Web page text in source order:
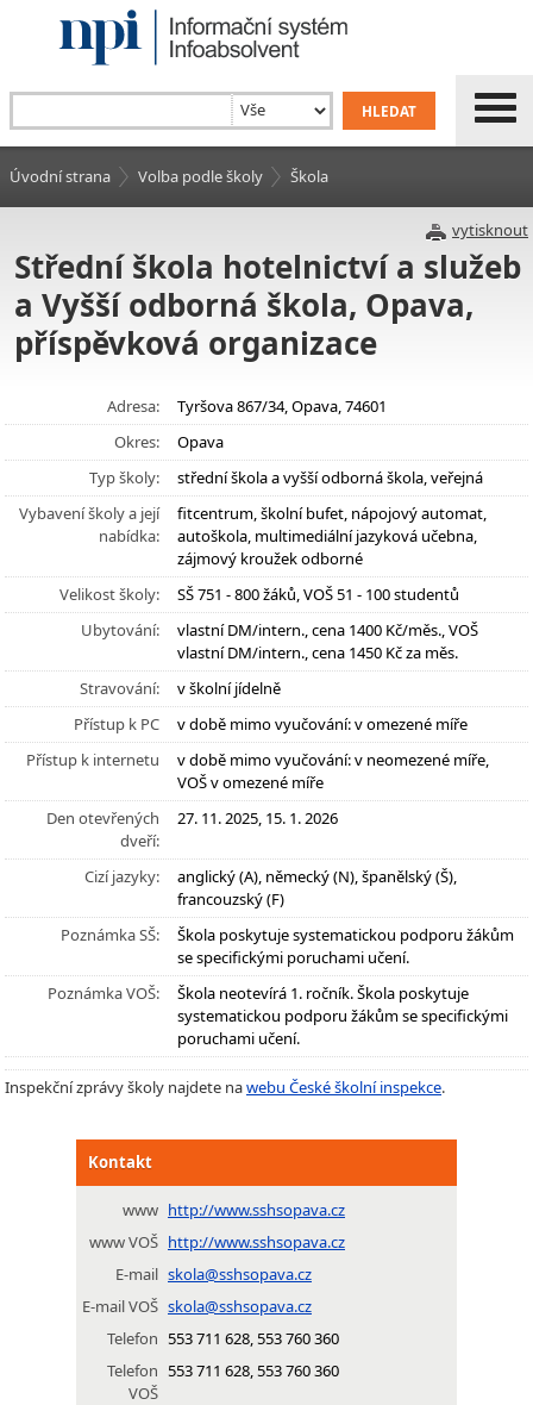
Úvodní strana Volba podle školy Škola
vytisknout
Střední škola hotelnictví a služeb
a Vyšší odborná škola, Opava,
příspěvková organizace
Adresa:
Tyršova 867/34, Opava, 74601
Okres:
Opava
Typ školy:
střední škola a vyšší odborná škola, veřejná
Vybavení školy a její
nabídka:
fitcentrum, školní bufet, nápojový automat,
autoškola, multimediální jazyková učebna,
zájmový kroužek odborné
Velikost školy:
SŠ 751 - 800 žáků, VOŠ 51 - 100 studentů
Ubytování:
vlastní DM/intern., cena 1400 Kč/měs., VOŠ
vlastní DM/intern., cena 1450 Kč za měs.
Stravování:
v školní jídelně
Přístup k PC
v době mimo vyučování: v omezené míře
Přístup k internetu
v době mimo vyučování: v neomezené míře,
VOŠ v omezené míře
Den otevřených
dveří:
27. 11. 2025, 15. 1. 2026
Cizí jazyky:
anglický (A), německý (N), španělský (Š),
francouzský (F)
Poznámka SŠ:
Škola poskytuje systematickou podporu žákům
se specifickými poruchami učení.
Poznámka VOŠ:
Škola neotevírá 1. ročník. Škola poskytuje
systematickou podporu žákům se specifickými
poruchami učení.
Inspekční zprávy školy najdete nawebu České školní inspekce.
Kontakt
www http://www.sshsopava.cz
www VOŠ http://www.sshsopava.cz
E-mail skola@sshsopava.cz
E-mail VOŠ skola@sshsopava.cz
Telefon 553 711 628, 553 760 360
Telefon
VOŠ
553 711 628, 553 760 360